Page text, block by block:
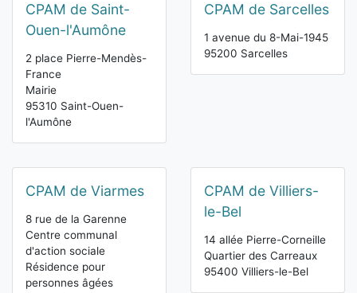
CPAM de Saint-
Ouen-l'Aumône
2 place Pierre-Mendès-
France
Mairie
95310 Saint-Ouen-
l'Aumône
CPAM de Sarcelles
1 avenue du 8-Mai-1945
95200 Sarcelles
CPAM de Viarmes
8 rue de la Garenne
Centre communal
d'action sociale
Résidence pour
personnes âgées
CPAM de Villiers-
le-Bel
14 allée Pierre-Corneille
Quartier des Carreaux
95400 Villiers-le-Bel